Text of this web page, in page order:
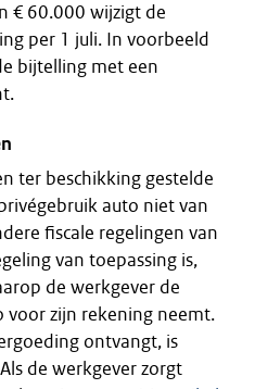
€ 60.000 wijzigt de
per 1 juli. In voorbeeld
bijtelling met een
ter beschikking gestelde
auto niet van
fiscale regelingen van
van toepassing is,
de werkgever de
voor zijn rekening neemt.
ontvangt, is
de werkgever zorgt